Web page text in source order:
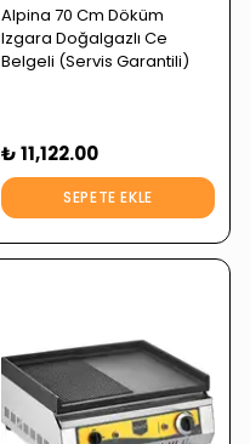
Alpina 70 Cm Döküm
Izgara Doğalgazlı Ce
Belgeli (Servis Garantili)
₺ 11,122.00
SEPETE EKLE